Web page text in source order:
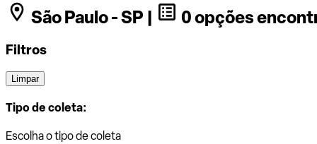
São Paulo - SP | 0 opções
Filtros
Limpar
Tipo de coleta:
Escolha o tipo de coleta